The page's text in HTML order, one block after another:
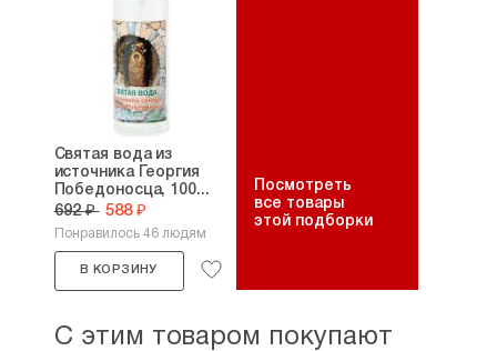
Святая вода из
источника Георгия
Победоносца, 100...
692 ₽ 588 ₽
Понравилось 46 людям
В КОРЗИНУ
Посмотреть
все товары
этой подборки
С этим товаром покупают